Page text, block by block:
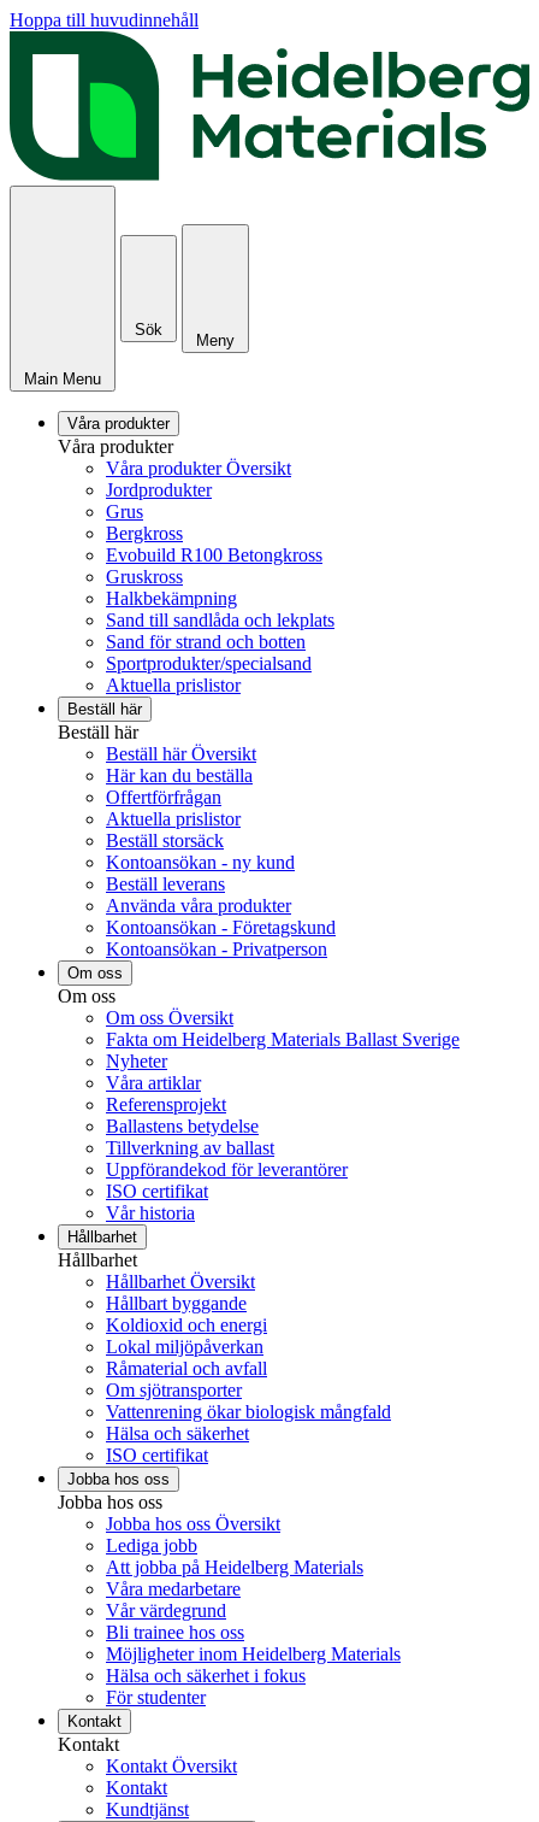
Hoppa till huvudinnehåll
Main Menu
Sök
Meny
Våra produkter
Våra produkter
Våra produkter Översikt
Jordprodukter
Grus
Bergkross
Evobuild R100 Betongkross
Gruskross
Halkbekämpning
Sand till sandlåda och lekplats
Sand för strand och botten
Sportprodukter/specialsand
Aktuella prislistor
Beställ här
Beställ här
Beställ här Översikt
Här kan du beställa
Offertförfrågan
Aktuella prislistor
Beställ storsäck
Kontoansökan - ny kund
Beställ leverans
Använda våra produkter
Kontoansökan - Företagskund
Kontoansökan - Privatperson
Om oss
Om oss
Om oss Översikt
Fakta om Heidelberg Materials Ballast Sverige
Nyheter
Våra artiklar
Referensprojekt
Ballastens betydelse
Tillverkning av ballast
Uppförandekod för leverantörer
ISO certifikat
Vår historia
Hållbarhet
Hållbarhet
Hållbarhet Översikt
Hållbart byggande
Koldioxid och energi
Lokal miljöpåverkan
Råmaterial och avfall
Om sjötransporter
Vattenrening ökar biologisk mångfald
Hälsa och säkerhet
ISO certifikat
Jobba hos oss
Jobba hos oss
Jobba hos oss Översikt
Lediga jobb
Att jobba på Heidelberg Materials
Våra medarbetare
Vår värdegrund
Bli trainee hos oss
Möjligheter inom Heidelberg Materials
Hälsa och säkerhet i fokus
För studenter
Kontakt
Kontakt
Kontakt Översikt
Kontakt
Kundtjänst